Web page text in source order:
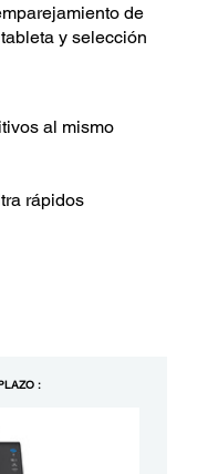
de
y selección
al mismo
rápidos
: